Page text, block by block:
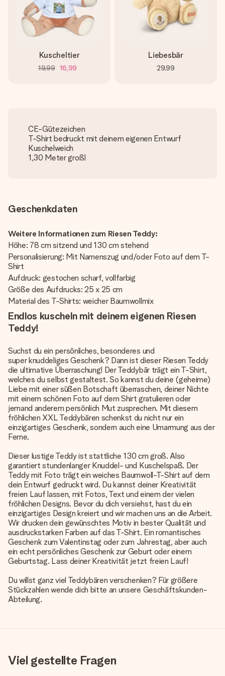
Kuscheltier
19,99 16,99
Liebesbär
29,99
CE-Gütezeichen
T-Shirt bedruckt mit deinem eigenen Entwurf
Kuschelweich
1,30 Meter groß!
Geschenkdaten
Weitere Informationen zum Riesen Teddy:
Höhe: 78 cm sitzend und 130 cm stehend
Personalisierung: Mit Namenszug und/oder Foto auf dem T-
Shirt
Aufdruck: gestochen scharf, vollfarbig
Größe des Aufdrucks: 25 x 25 cm
Material des T-Shirts: weicher Baumwollmix
Endlos kuscheln mit deinem eigenen Riesen
Teddy!
Suchst du ein persönliches, besonderes und
super knuddeliges Geschenk? Dann ist dieser Riesen Teddy
die ultimative Überraschung! Der Teddybär trägt ein T-Shirt,
welches du selbst gestaltest. So kannst du deine (geheime)
Liebe mit einer süßen Botschaft überraschen, deiner Nichte
mit einem schönen Foto auf dem Shirt gratulieren oder
jemand anderem persönlich Mut zusprechen. Mit diesem
fröhlichen XXL Teddybären schenkst du nicht nur ein
einzigartiges Geschenk, sondern auch eine Umarmung aus der
Ferne.
Dieser lustige Teddy ist stattliche 130 cm groß. Also
garantiert stundenlanger Knuddel- und Kuschelspaß. Der
Teddy mit Foto trägt ein weiches Baumwoll-T-Shirt auf dem
dein Entwurf gedruckt wird. Du kannst deiner Kreativität
freien Lauf lassen, mit Fotos, Text und einem der vielen
fröhlichen Designs. Bevor du dich versiehst, hast du ein
einzigartiges Design kreiert und wir machen uns an die Arbeit.
Wir drucken dein gewünschtes Motiv in bester Qualität und
ausdruckstarken Farben auf das T-Shirt. Ein romantisches
Geschenk zum Valentinstag oder zum Jahrestag, aber auch
ein echt persönliches Geschenk zur Geburt oder einem
Geburtstag. Lass deiner Kreativität jetzt freien Lauf!
Du willst ganz viel Teddybären verschenken? Für größere
Stückzahlen wende dich bitte an unsere Geschäftskunden-
Abteilung.
Viel gestellte Fragen